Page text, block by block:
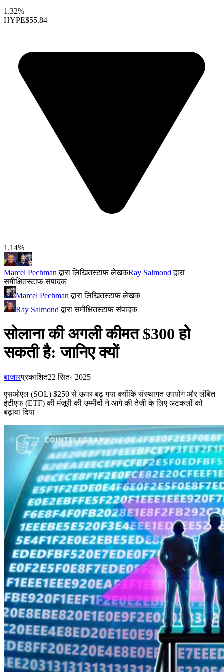
1.32%
HYPE$55.84
1.14%
Marcel Pechman द्वारा लिखितस्टाफ लेखकRay Salmond द्वारा
समीक्षितस्टाफ संपादक
Marcel Pechman द्वारा लिखितस्टाफ लेखक
Ray Salmond द्वारा समीक्षितस्टाफ संपादक
सोलाना की अगली कीमत $300 हो
सकती है: जानिए क्यों
बाजारप्रकाशित22 सित॰ 2025
एसओएल (SOL) $250 से ऊपर बढ़ गया क्योंकि संस्थागत उपयोग और लंबित
ईटीएफ (ETF) की मंजूरी की उम्मीदों ने आगे की तेजी के लिए अटकलों को
बढ़ावा दिया।